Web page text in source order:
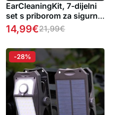
EarCleaningKit, 7-dijelni
set s priborom za sigurno
čišćenje ušiju 1 + 1
BESPLATNO
14,99€21,99€
-28%